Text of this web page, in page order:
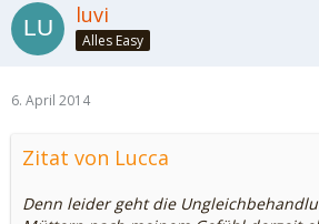
luvi
Alles Easy
6. April 2014
Zitat von Lucca
Denn leider geht die